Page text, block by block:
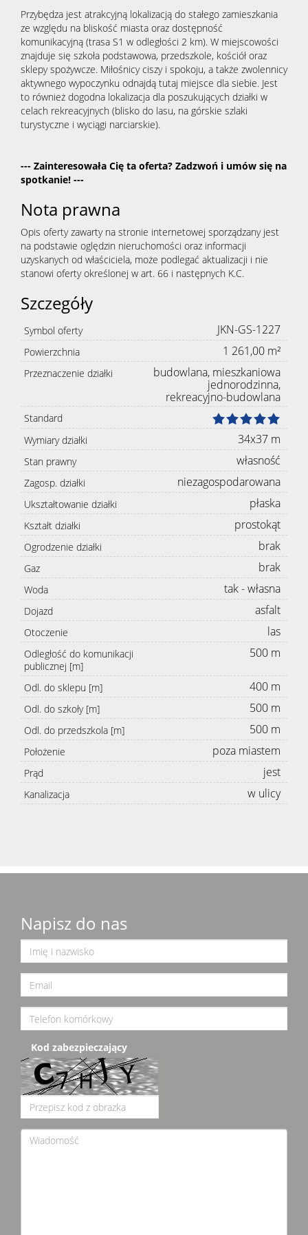
Przybędza jest atrakcyjną lokalizacją do stałego zamieszkania
ze względu na bliskość miasta oraz dostępność
komunikacyjną (trasa S1 w odległości 2 km). W miejscowości
znajduje się szkoła podstawowa, przedszkole, kościół oraz
sklepy spożywcze. Miłośnicy ciszy i spokoju, a także zwolennicy
aktywnego wypoczynku odnajdą tutaj miejsce dla siebie. Jest
to również dogodna lokalizacja dla poszukujących działki w
celach rekreacyjnych (blisko do lasu, na górskie szlaki
turystyczne i wyciągi narciarskie).
--- Zainteresowała Cię ta oferta? Zadzwoń i umów się na
spotkanie! ---
Nota prawna
Opis oferty zawarty na stronie internetowej sporządzany jest
na podstawie oględzin nieruchomości oraz informacji
uzyskanych od właściciela, może podlegać aktualizacji i nie
stanowi oferty określonej w art. 66 i następnych K.C.
Szczegóły
Symbol oferty JKN-GS-1227
Powierzchnia 1 261,00 m²
Przeznaczenie działki
budowlana, mieszkaniowa
jednorodzinna,
rekreacyjno-budowlana
Standard
Wymiary działki
34x37 m
Stan prawny własność
Zagosp. działki niezagospodarowana
Ukształtowanie działki płaska
Kształt działki prostokąt
Ogrodzenie działki brak
Gaz brak
Woda tak - własna
Dojazd asfalt
Otoczenie las
Odległość do komunikacji
publicznej [m]
500 m
Odl. do sklepu [m] 400 m
Odl. do szkoły [m] 500 m
Odl. do przedszkola [m] 500 m
Położenie poza miastem
Prąd jest
Kanalizacja w ulicy
Napisz do nas
Kod zabezpieczający